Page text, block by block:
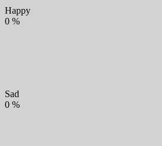
Happy
0 %
Sad
0 %